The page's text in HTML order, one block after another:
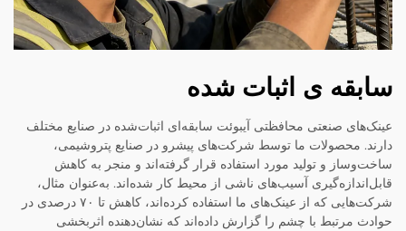
سابقه ی اثبات شده
عینک‌های صنعتی محافظتی آیبوئت سابقه‌ای اثبات‌شده در صنایع مختلف
دارند. محصولات ما توسط شرکت‌های پیشرو در صنایع پتروشیمی،
ساخت‌وساز و تولید مورد استفاده قرار گرفته‌اند و منجر به کاهش
قابل‌اندازه‌گیری آسیب‌های ناشی از محیط کار شده‌اند. به‌عنوان مثال،
شرکت‌هایی که از عینک‌های ما استفاده کرده‌اند، کاهش تا ۷۰ درصدی در
حوادث مرتبط با چشم را گزارش داده‌اند که نشان‌دهنده اثربخشی